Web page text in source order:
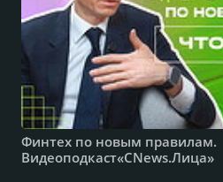
Финтех по новым правилам.
Видеоподкаст«CNews.Лица»